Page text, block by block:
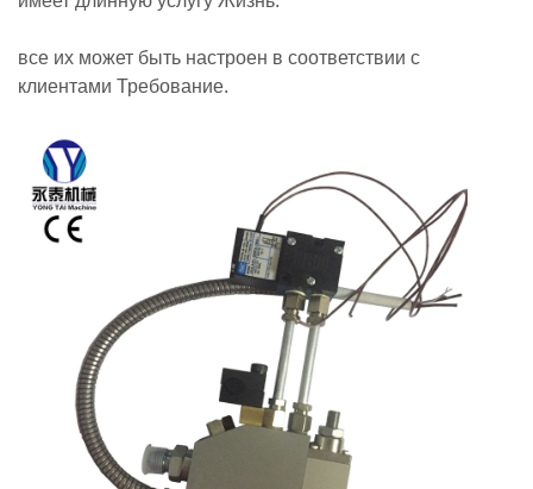
все их может быть настроен в соответствии с
клиентами Требование.